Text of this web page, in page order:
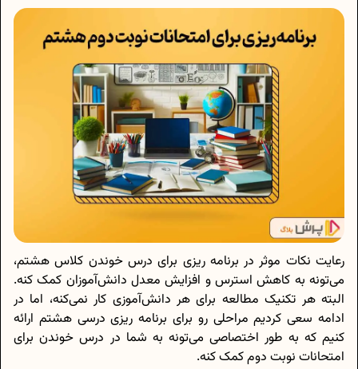
رعایت نکات موثر در برنامه ریزی برای درس خوندن کلاس هشتم،
می‌تونه به کاهش استرس و افزایش معدل دانش‌آموزان کمک کنه.
البته هر تکنیک مطالعه برای هر دانش‌آموزی کار نمی‌کنه، اما در
ادامه سعی کردیم مراحلی رو برای برنامه ریزی درسی هشتم ارائه
کنیم که به طور اختصاصی می‌تونه به شما در درس خوندن برای
امتحانات نوبت دوم کمک کنه.